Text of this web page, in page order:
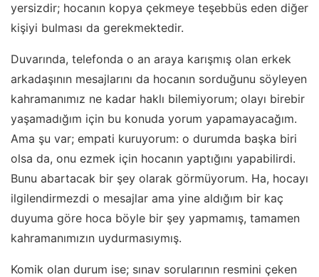
yersizdir; hocanın kopya çekmeye teşebbüs eden diğer
kişiyi bulması da gerekmektedir.
Duvarında, telefonda o an araya karışmış olan erkek
arkadaşının mesajlarını da hocanın sorduğunu söyleyen
kahramanımız ne kadar haklı bilemiyorum; olayı birebir
yaşamadığım için bu konuda yorum yapamayacağım.
Ama şu var; empati kuruyorum: o durumda başka biri
olsa da, onu ezmek için hocanın yaptığını yapabilirdi.
Bunu abartacak bir şey olarak görmüyorum. Ha, hocayı
ilgilendirmezdi o mesajlar ama yine aldığım bir kaç
duyuma göre hoca böyle bir şey yapmamış, tamamen
kahramanımızın uydurmasıymış.
Komik olan durum ise; sınav sorularının resmini çeken